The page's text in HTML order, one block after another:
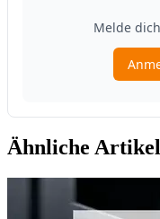
Ähnliche Artikel